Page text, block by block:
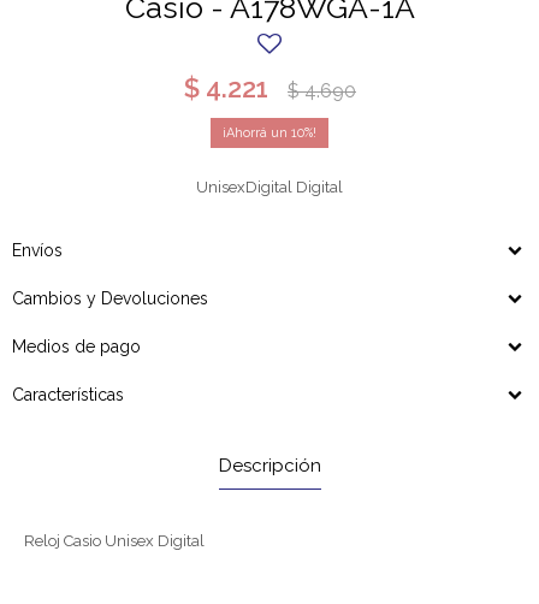
Casio - A178WGA-1A
$ 4.221 $ 4.690
10
UnisexDigital Digital
Envíos
Cambios y Devoluciones
Medios de pago
Características
Descripción
Reloj Casio Unisex Digital